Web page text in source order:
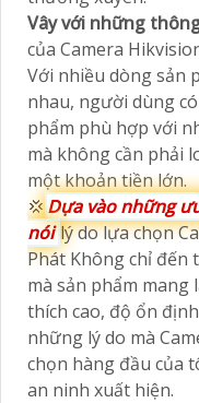
Vây với những
của Camera
Với nhiều dòng sản
nhau, người dùng
phẩm phù hợp với
mà không cần phải
một khoản tiền lớn.
💢Dựa vào những
nóilý do lựa chọn
Phát Không chỉ đến
mà sản phẩm
thích cao, độ ổn
những lý do mà
chọn hàng đầu của
an ninh xuất hiện.